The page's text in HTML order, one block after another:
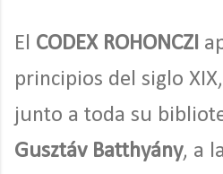
El CODEX ROHONCZI
principios del siglo
junto a toda su
Gusztáv Batthyány, a